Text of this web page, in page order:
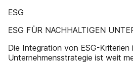
ESG
ESG FÜR NACHHALTIGEN
Die Integration von ESG-Kriterien
Unternehmensstrategie ist weit